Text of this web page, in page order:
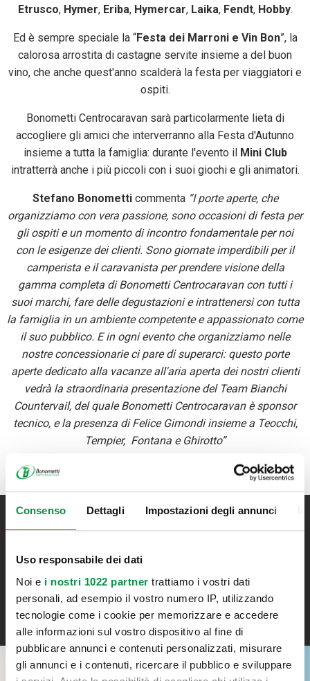
Consenso Dettagli Impostazioni degli annunci
Uso responsabile dei dati
Noi e i nostri 1022 partner trattiamo i vostri dati
personali, ad esempio il vostro numero IP, utilizzando
tecnologie come i cookie per memorizzare e accedere
alle informazioni sul vostro dispositivo al fine di
pubblicare annunci e contenuti personalizzati, misurare
gli annunci e i contenuti, ricercare il pubblico e sviluppare
Etrusco, Hymer, Eriba, Hymercar, Laika, Fendt, Hobby.
Ed è sempre speciale la “Festa dei Marroni e Vin Bon”, la
calorosa arrostita di castagne servite insieme a del buon
vino, che anche quest'anno scalderà la festa per viaggiatori e
ospiti.
Bonometti Centrocaravan sarà particolarmente lieta di
accogliere gli amici che interverranno alla Festa d'Autunno
insieme a tutta la famiglia: durante l'evento il Mini Club
intratterrà anche i più piccoli con i suoi giochi e gli animatori.
Stefano Bonometti commenta “I porte aperte, che
organizziamo con vera passione, sono occasioni di festa per
gli ospiti e un momento di incontro fondamentale per noi
con le esigenze dei clienti. Sono giornate imperdibili per il
camperista e il caravanista per prendere visione della
gamma completa di Bonometti Centrocaravan con tutti i
suoi marchi, fare delle degustazioni e intrattenersi con tutta
la famiglia in un ambiente competente e appassionato come
il suo pubblico. E in ogni evento che organizziamo nelle
nostre concessionarie ci pare di superarci: questo porte
aperte dedicato alla vacanze all'aria aperta dei nostri clienti
vedrà la straordinaria presentazione del Team Bianchi
Countervail, del quale Bonometti Centrocaravan è sponsor
tecnico, e la presenza di Felice Gimondi insieme a Teocchi,
Tempier, Fontana e Ghirotto”
Iscriviti alla newsletter
Resta aggiornato su tutte le novità Bonometti
ISCRIVITI